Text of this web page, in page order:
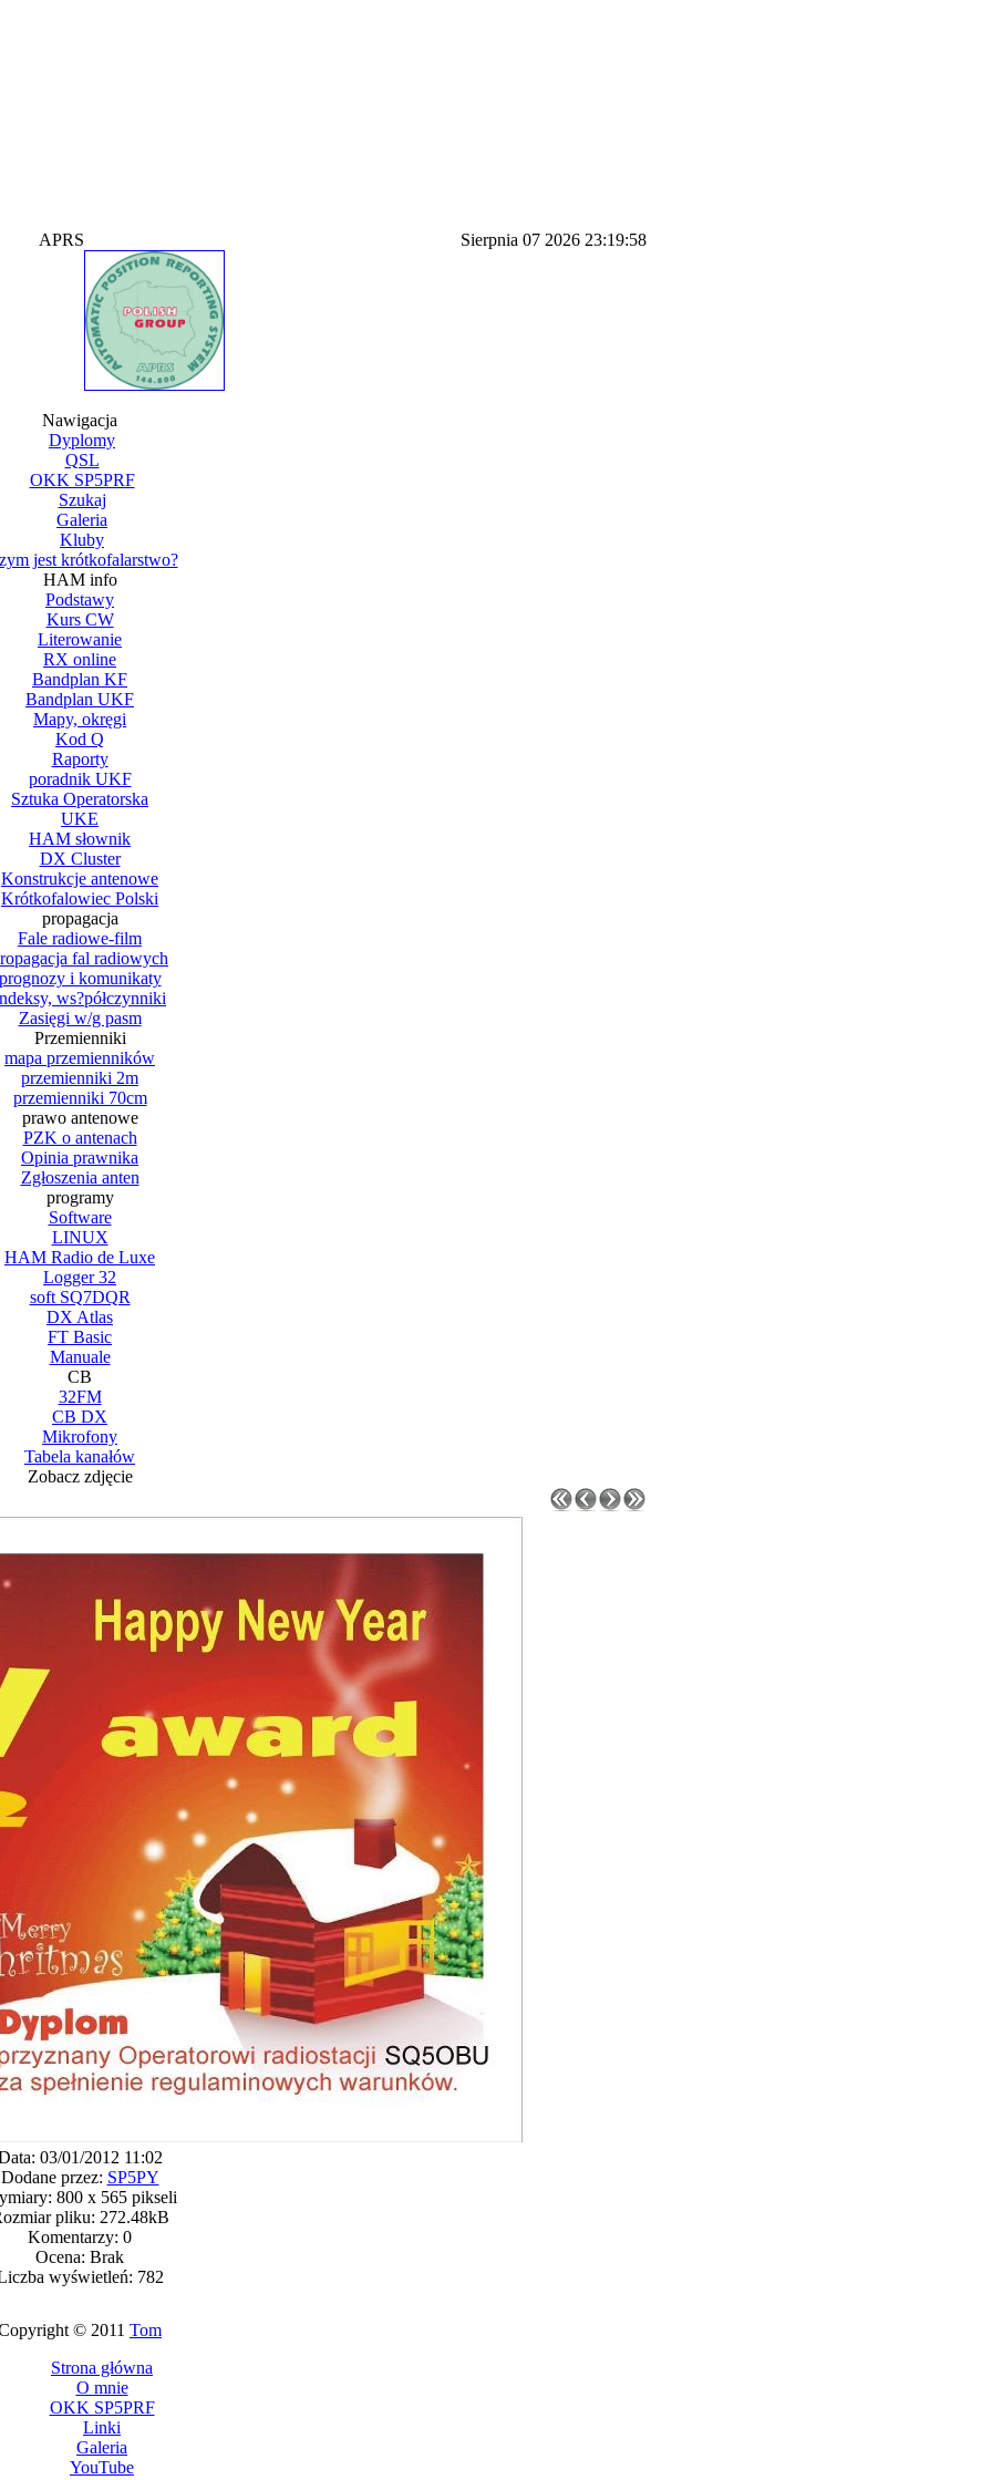
Sierpnia 07 2026 23:19:58
APRS
Nawigacja
Dyplomy
QSL
OKK SP5PRF
Szukaj
Galeria
Kluby
jest krótkofalarstwo?
HAM info
Podstawy
Kurs CW
Literowanie
RX online
Bandplan KF
Bandplan UKF
Mapy, okręgi
Kod Q
Raporty
poradnik UKF
Sztuka Operatorska
UKE
HAM słownik
DX Cluster
Konstrukcje antenowe
Krótkofalowiec Polski
propagacja
Fale radiowe-film
fal radiowych
i komunikaty
ws?półczynniki
Zasięgi w/g pasm
Przemienniki
mapa przemienników
przemienniki 2m
przemienniki 70cm
prawo antenowe
PZK o antenach
Opinia prawnika
Zgłoszenia anten
programy
Software
LINUX
HAM Radio de Luxe
Logger 32
soft SQ7DQR
DX Atlas
FT Basic
Manuale
CB
32FM
CB DX
Mikrofony
Tabela kanałów
Zobacz zdjęcie
03/01/2012 11:02
Dodane przez: SP5PY
800 x 565 pikseli
pliku: 272.48kB
Komentarzy: 0
Ocena: Brak
wyświetleń: 782
© 2011 Tom
Strona główna
O mnie
OKK SP5PRF
Linki
Galeria
YouTube